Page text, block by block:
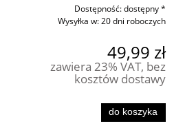
Dostępność:dostępny *
Wysyłka w:20 dni roboczych
49,99 zł
zawiera 23% VAT, bez
kosztów dostawy
do koszyka